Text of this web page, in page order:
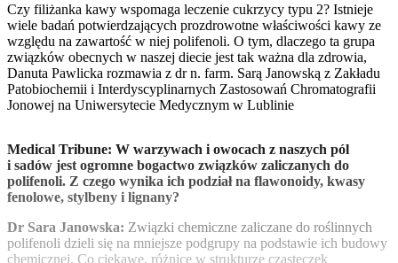
Czy filiżanka kawy wspomaga leczenie cukrzycy typu 2? Istnieje
wiele badań potwierdzających prozdrowotne właściwości kawy ze
względu na zawartość w niej polifenoli. O tym, dlaczego ta grupa
związków obecnych w naszej diecie jest tak ważna dla zdrowia,
Danuta Pawlicka rozmawia z dr n. farm. Sarą Janowską z Zakładu
Patobiochemii i Interdyscyplinarnych Zastosowań Chromatografii
Jonowej na Uniwersytecie Medycznym w Lublinie
Medical Tribune: W warzywach i owocach z naszych pól
i sadów jest ogromne bogactwo związków zaliczanych do
polifenoli. Z czego wynika ich podział na flawonoidy, kwasy
fenolowe, stylbeny i lignany?
Dr Sara Janowska: Związki chemiczne zaliczane do roślinnych
polifenoli dzieli się na mniejsze podgrupy na podstawie ich budowy
chemicznej. Co ciekawe, różnice w strukturze cząsteczek